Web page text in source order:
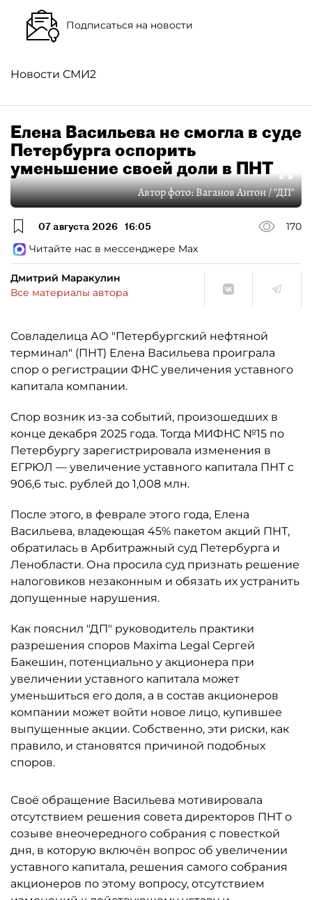
Подписаться на новости
Новости СМИ2
Елена Васильева не смогла в суде
Петербурга оспорить
уменьшение своей доли в ПНТ
Автор фото:Ваганов Антон / "ДП"
07 августа 2026 16:05
170
Читайте нас в мессенджере Max
Дмитрий Маракулин
Все материалы автора
Совладелица АО "Петербургский нефтяной
терминал" (ПНТ) Елена Васильева проиграла
спор о регистрации ФНС увеличения уставного
капитала компании.
Спор возник из-за событий, произошедших в
конце декабря 2025 года. Тогда МИФНС №15 по
Петербургу зарегистрировала изменения в
ЕГРЮЛ — увеличение уставного капитала ПНТ с
906,6 тыс. рублей до 1,008 млн.
После этого, в феврале этого года, Елена
Васильева, владеющая 45% пакетом акций ПНТ,
обратилась в Арбитражный суд Петербурга и
Ленобласти. Она просила суд признать решение
налоговиков незаконным и обязать их устранить
допущенные нарушения.
Как пояснил "ДП" руководитель практики
разрешения споров Maxima Legal Сергей
Бакешин, потенциально у акционера при
увеличении уставного капитала может
уменьшиться его доля, а в состав акционеров
компании может войти новое лицо, купившее
выпущенные акции. Собственно, эти риски, как
правило, и становятся причиной подобных
споров.
Своё обращение Васильева мотивировала
отсутствием решения совета директоров ПНТ о
созыве внеочередного собрания с повесткой
дня, в которую включён вопрос об увеличении
уставного капитала, решения самого собрания
акционеров по этому вопросу, отсутствием